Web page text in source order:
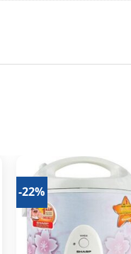
-22%